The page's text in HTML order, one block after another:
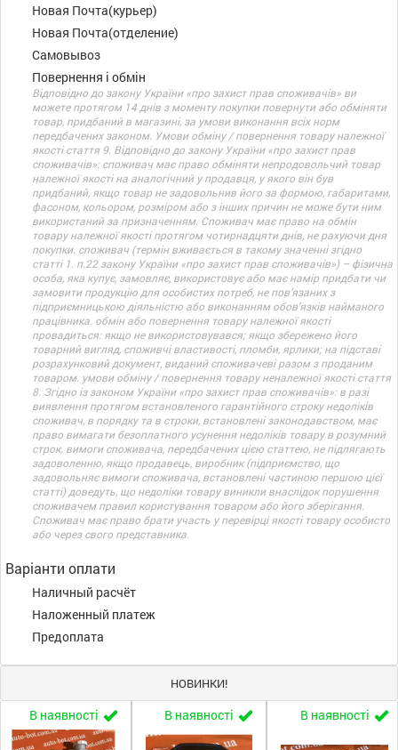
Новая Почта(курьер)
Новая Почта(отделение)
Самовывоз
Повернення і обмін
Відповідно до закону України «про захист прав споживачів» ви
можете протягом 14 днів з моменту покупки повернути або обміняти
товар, придбаний в магазині, за умови виконання всіх норм
передбачених законом. Умови обміну / повернення товару належної
якості стаття 9. Відповідно до закону України «про захист прав
споживачів»: споживач має право обміняти непродовольчий товар
належної якості на аналогічний у продавця, у якого він був
придбаний, якщо товар не задовольнив його за формою, габаритами,
фасоном, кольором, розміром або з інших причин не може бути ним
використаний за призначенням. Споживач має право на обмін
товару належної якості протягом чотирнадцяти днів, не рахуючи дня
покупки. споживач (термін вживається в такому значенні згідно
статті 1. п.22 закону України «про захист прав споживачів») – фізична
особа, яка купує, замовляє, використовує або має намір придбати чи
замовити продукцію для особистих потреб, не пов’язаних з
підприємницькою діяльністю або виконанням обов’язків найманого
працівника. обмін або повернення товару належної якості
провадиться: якщо не використовувався; якщо збережено його
товарний вигляд, споживчі властивості, пломби, ярлики; на підставі
розрахунковий документ, виданий споживачеві разом з проданим
товаром. умови обміну / повернення товару неналежної якості стаття
8. Згідно із законом України «про захист прав споживачів»: в разі
виявлення протягом встановленого гарантійного строку недоліків
споживач, в порядку та в строки, встановлені законодавством, має
право вимагати безоплатного усунення недоліків товару в розумний
строк. вимоги споживача, передбачених цією статтею, не підлягають
задоволенню, якщо продавець, виробник (підприємство, що
задовольняє вимоги споживача, встановлені частиною першою цієї
статті) доведуть, що недоліки товару виникли внаслідок порушення
споживачем правил користування товаром або його зберігання.
Споживач має право брати участь у перевірці якості товару особисто
або через свого представника.
Варіанти оплати
Наличный расчёт
Наложенный платеж
Предоплата
НОВИНКИ!
В наявності В наявності В наявності